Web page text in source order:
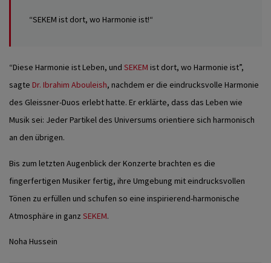
“SEKEM ist dort, wo Harmonie ist!“
“Diese Harmonie ist Leben, und SEKEM ist dort, wo Harmonie ist”,
sagte Dr. Ibrahim Abouleish, nachdem er die eindrucksvolle Harmonie
des Gleissner-Duos erlebt hatte. Er erklärte, dass das Leben wie
Musik sei: Jeder Partikel des Universums orientiere sich harmonisch
an den übrigen.
Bis zum letzten Augenblick der Konzerte brachten es die
fingerfertigen Musiker fertig, ihre Umgebung mit eindrucksvollen
Tönen zu erfüllen und schufen so eine inspirierend-harmonische
Atmosphäre in ganz SEKEM.
Noha Hussein